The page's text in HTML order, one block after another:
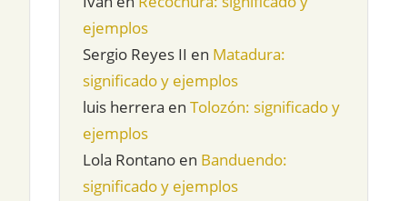
ejemplos
Sergio Reyes II en Matadura:
significado y ejemplos
luis herrera enTolozón: significado y
ejemplos
Lola Rontano en Banduendo:
significado y ejemplos